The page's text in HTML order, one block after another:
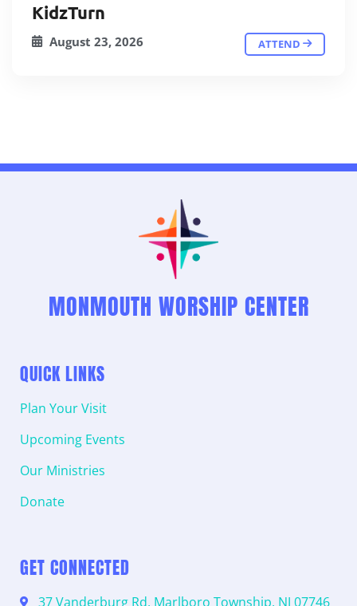
KidzTurn
August 23, 2026 ATTEND
MONMOUTH WORSHIP CENTER
QUICK LINKS
Plan Your Visit
Upcoming Events
Our Ministries
Donate
GET CONNECTED
37 Vanderburg Rd, Marlboro Township, NJ 07746